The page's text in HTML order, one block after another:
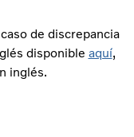
de discrepancia
disponible aquí,
inglés.